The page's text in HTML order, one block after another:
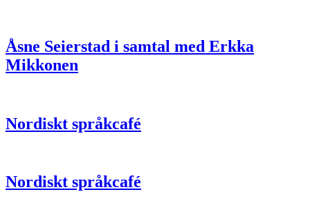
Åsne Seierstad i samtal med Erkka
Mikkonen
Nordiskt språkcafé
Nordiskt språkcafé